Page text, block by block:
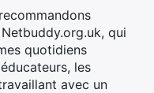
qui
quotidiens
les
avec un